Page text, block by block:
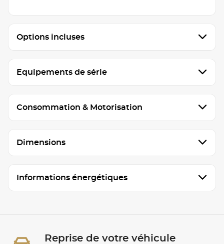
Options incluses
Equipements de série
Consommation & Motorisation
Dimensions
Informations énergétiques
Reprise de votre véhicule